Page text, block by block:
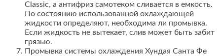
Classic, а антифриз самотеком сливается в емкость.
По состоянию использованной охлаждающей
жидкости определяют, необходима ли промывка.
Если жидкость не вытекает, слив может быть забит
грязью.
Промывка системы охлаждения Хундая Санта Фе